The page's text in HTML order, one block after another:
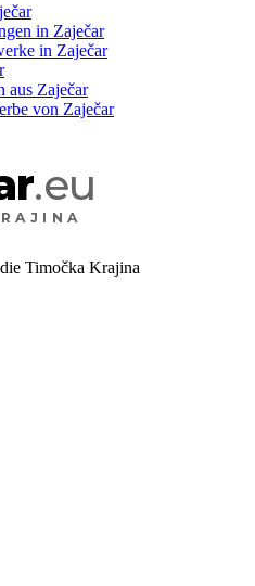
in Zaječar
in Zaječar
aus Zaječar
von Zaječar
.eu
Timočka Krajina